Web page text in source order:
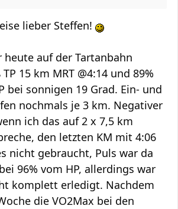
lieber Steffen!
heute auf der Tartanbahn
15 km MRT @4:14 und 89%
bei sonnigen 19 Grad. Ein- und
nochmals je 3 km. Negativer
ich das auf 2 x 7,5 km
den letzten KM mit 4:06
nicht gebraucht, Puls war da
96% vom HP, allerdings war
komplett erledigt. Nachdem
die VO2Max bei den